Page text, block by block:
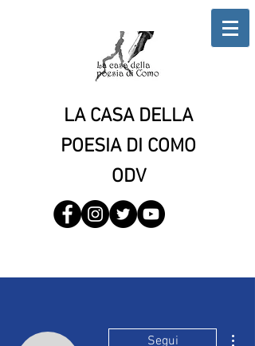
LA CASA DELLA
POESIA DI COMO
ODV
Segui